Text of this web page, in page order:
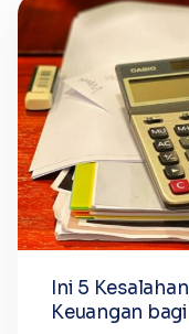
Ini 5
Keuangan